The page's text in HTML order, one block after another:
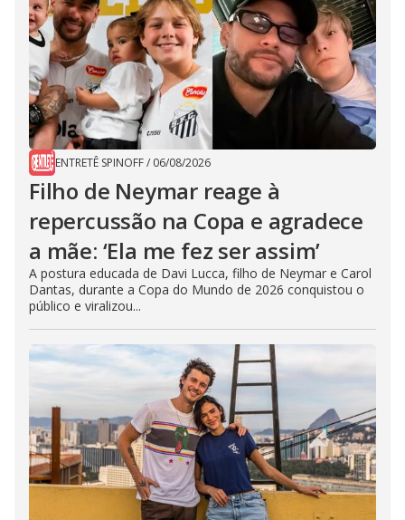
ENTRETÊ SPINOFF/ 06/08/2026
Filho de Neymar reage à
repercussão na Copa e agradece
a mãe: ‘Ela me fez ser assim’
A postura educada de Davi Lucca, filho de Neymar e Carol
Dantas, durante a Copa do Mundo de 2026 conquistou o
público e viralizou...